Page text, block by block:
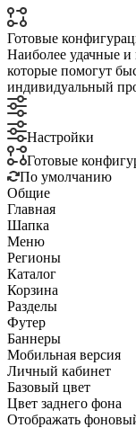
Готовые
Наиболее удачные и
которые помогут
индивидуальный
Настройки
Готовые
По умолчанию
Общие
Главная
Шапка
Меню
Регионы
Каталог
Корзина
Разделы
Футер
Баннеры
Мобильная версия
Личный кабинет
Базовый цвет
Цвет заднего фона
Отображать